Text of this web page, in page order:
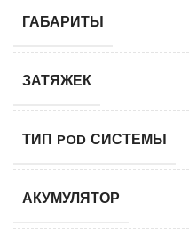
ГАБАРИТЫ
ЗАТЯЖЕК
ТИП POD СИСТЕМЫ
АКУМУЛЯТОР